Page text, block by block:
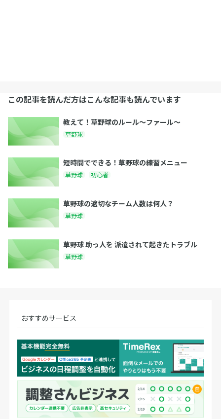
この記事を読んだ方はこんな記事も読んでいます
教えて！草野球のルール～ファール～
草野球
短時間でできる！草野球の練習メニュー
草野球 初心者
草野球の適切なチーム人数は何人？
草野球
草野球 助っ人を 派遣されて起きたトラブル
草野球
おすすめサービス